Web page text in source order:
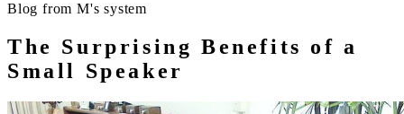
Blog from M's system
The Surprising Benefits of a
Small Speaker